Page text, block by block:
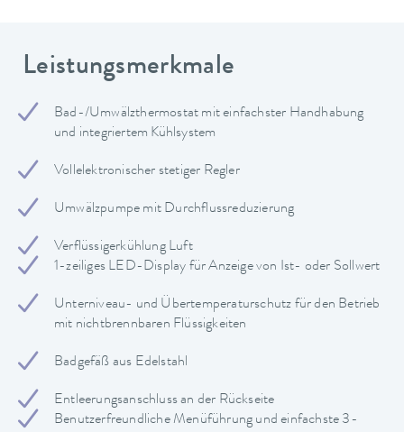
Leistungsmerkmale
Bad-/Umwälzthermostat mit einfachster Handhabung
und integriertem Kühlsystem
Vollelektronischer stetiger Regler
Umwälzpumpe mit Durchflussreduzierung
Verflüssigerkühlung Luft
1-zeiliges LED-Display für Anzeige von Ist- oder Sollwert
Unterniveau- und Übertemperaturschutz für den Betrieb
mit nichtbrennbaren Flüssigkeiten
Badgefäß aus Edelstahl
Entleerungsanschluss an der Rückseite
Benutzerfreundliche Menüführung und einfachste 3-